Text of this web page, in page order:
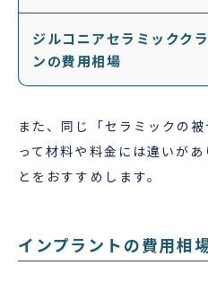
ジルコニアセラミックク
ンの費用相場
また、同じ「セラミックの
って材料や料金には違いが
とをおすすめします。
インプラントの費用相